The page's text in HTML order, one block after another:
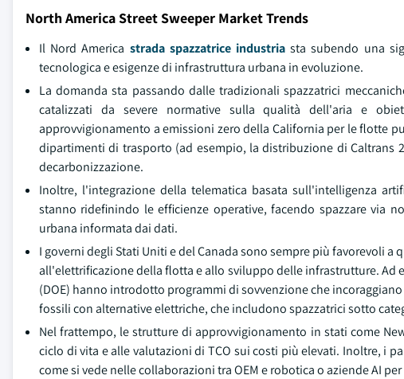
North America Street Sweeper Market Trends
Il Nord America strada spazzatrice industria sta subendo una
tecnologica e esigenze di infrastruttura urbana in evoluzione.
La domanda sta passando dalle tradizionali spazzatrici
catalizzati da severe normative sulla qualità dell'aria e
approvvigionamento a emissioni zero della California per le flotte
dipartimenti di trasporto (ad esempio, la distribuzione di
decarbonizzazione.
Inoltre, l'integrazione della telematica basata sull'intelligenza
stanno ridefinindo le efficienze operative, facendo spazzare via
urbana informata dai dati.
I governi degli Stati Uniti e del Canada sono sempre più favorevoli
all'elettrificazione della flotta e allo sviluppo delle infrastrutture. Ad
(DOE) hanno introdotto programmi di sovvenzione che
fossili con alternative elettriche, che includono spazzatrici sotto
Nel frattempo, le strutture di approvvigionamento in stati come
ciclo di vita e alle valutazioni di TCO sui costi più elevati. Inoltre, i
come si vede nelle collaborazioni tra OEM e robotica o aziende AI